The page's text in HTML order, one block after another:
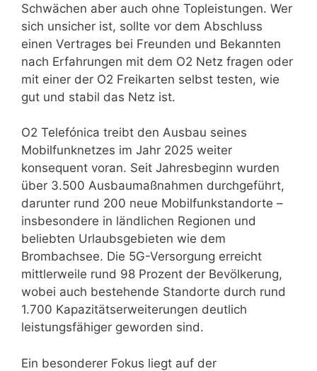
Schwächen aber auch ohne Topleistungen. Wer
sich unsicher ist, sollte vor dem Abschluss
einen Vertrages bei Freunden und Bekannten
nach Erfahrungen mit dem O2 Netz fragen oder
mit einer der O2 Freikarten selbst testen, wie
gut und stabil das Netz ist.
O2 Telefónica treibt den Ausbau seines
Mobilfunknetzes im Jahr 2025 weiter
konsequent voran. Seit Jahresbeginn wurden
über 3.500 Ausbaumaßnahmen durchgeführt,
darunter rund 200 neue Mobilfunkstandorte –
insbesondere in ländlichen Regionen und
beliebten Urlaubsgebieten wie dem
Brombachsee. Die 5G-Versorgung erreicht
mittlerweile rund 98 Prozent der Bevölkerung,
wobei auch bestehende Standorte durch rund
1.700 Kapazitätserweiterungen deutlich
leistungsfähiger geworden sind.
Ein besonderer Fokus liegt auf der